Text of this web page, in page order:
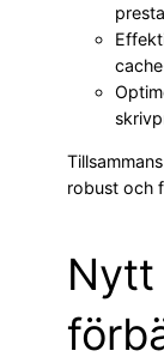
robust och